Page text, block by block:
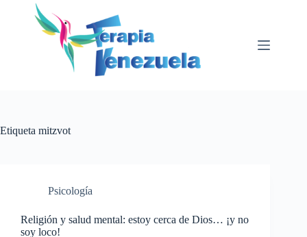
contenido
Etiqueta mitzvot
Psicología
Religión y salud mental: estoy cerca de Dios… ¡y no
soy loco!